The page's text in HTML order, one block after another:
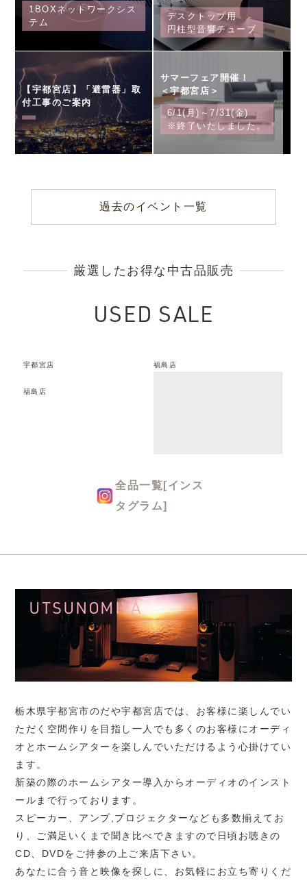
1BOXネットワークシス
テム
デスクトップ用
円柱型音響チューブ
【宇都宮店】「避雷器」取
付工事のご案内
サマーフェア開催！
＜宇都宮店＞
6/1(月)～7/31(金)
※終了いたしました。
過去のイベント一覧
厳選したお得な中古品販売
USED SALE
宇都宮店 福島店
福島店
全品一覧[インス
タグラム]
UTSUNOMIYA
栃木県宇都宮市のだや宇都宮店では、お客様に楽しんでい
ただく空間作りを目指し一人でも多くのお客様にオーディ
オとホームシアターを楽しんでいただけるよう心掛けてい
ます。
新築の際のホームシアター導入からオーディオのインスト
ールまで行っております。
スピーカー、アンプ,プロジェクターなども多数揃えてお
り、ご満足いくまで聞き比べできますので日頃お聴きの
CD、DVDをご持参の上ご来店下さい。
あなたに合う音と映像を探しに、お気軽にお立ち寄りくだ